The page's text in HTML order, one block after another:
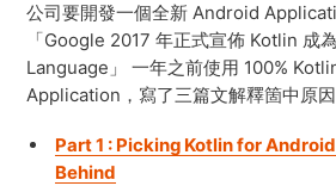
公司要開發一個全新 Android
「Google 2017 年正式宣佈 Kotlin 成
Language」 一年之前使用 100%
Application，寫了三篇文解釋箇中原因
Part 1 : Picking Kotlin for
Behind